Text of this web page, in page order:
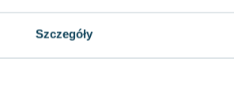
Szczegóły
Używana